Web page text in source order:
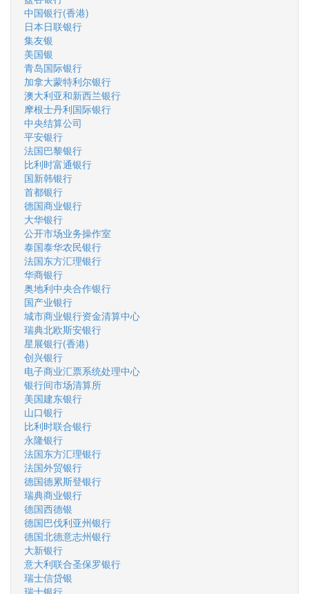
中国银行(香港)
日本日联银行
集友银
美国银
青岛国际银行
加拿大蒙特利尔银行
澳大利亚和新西兰银行
摩根士丹利国际银行
中央结算公司
平安银行
法国巴黎银行
比利时富通银行
国新韩银行
首都银行
德国商业银行
大华银行
公开市场业务操作室
泰国泰华农民银行
法国东方汇理银行
华商银行
奥地利中央合作银行
国产业银行
城市商业银行资金清算中心
瑞典北欧斯安银行
星展银行(香港)
创兴银行
电子商业汇票系统处理中心
银行间市场清算所
美国建东银行
山口银行
比利时联合银行
永隆银行
法国东方汇理银行
法国外贸银行
德国德累斯登银行
瑞典商业银行
德国西德银
德国巴伐利亚州银行
德国北德意志州银行
大新银行
意大利联合圣保罗银行
瑞士信贷银
瑞士银行